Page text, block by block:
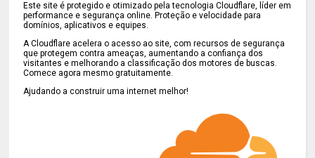
Este site é protegido e otimizado pela tecnologia Cloudflare, líder em
performance e segurança online. Proteção e velocidade para
domínios, aplicativos e equipes.
A Cloudflare acelera o acesso ao site, com recursos de segurança
que protegem contra ameaças, aumentando a confiança dos
visitantes e melhorando a classificação dos motores de buscas.
Comece agora mesmo gratuitamente.
Ajudando a construir uma internet melhor!